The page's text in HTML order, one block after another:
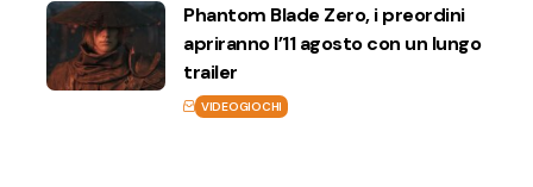
Phantom Blade Zero, i preordini
apriranno l’11 agosto con un lungo
trailer
VIDEOGIOCHI